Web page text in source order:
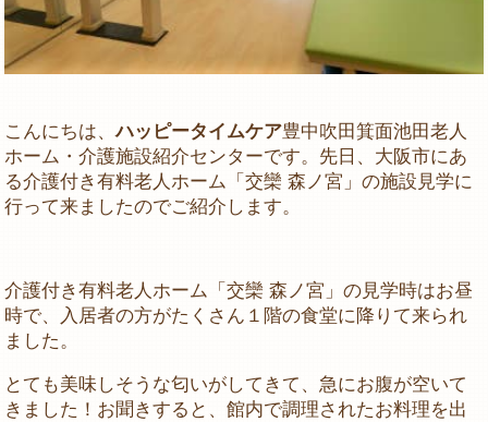
こんにちは、ハッピータイムケア豊中吹田箕面池田老人
ホーム・介護施設紹介センターです。先日、大阪市にあ
る介護付き有料老人ホーム「交欒 森ノ宮」の施設見学に
行って来ましたのでご紹介します。
介護付き有料老人ホーム「交欒 森ノ宮」の見学時はお昼
時で、入居者の方がたくさん１階の食堂に降りて来られ
ました。
とても美味しそうな匂いがしてきて、急にお腹が空いて
きました！お聞きすると、館内で調理されたお料理を出